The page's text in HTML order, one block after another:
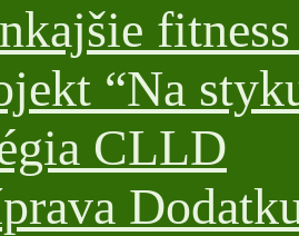
“Na
CLLD